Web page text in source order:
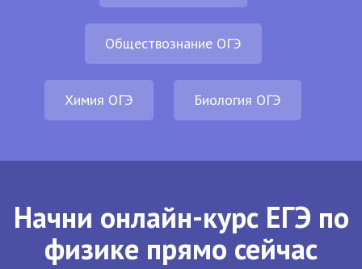
Обществознание ОГЭ
Химия ОГЭ Биология ОГЭ
Начни онлайн-курс ЕГЭ по
физике прямо сейчас